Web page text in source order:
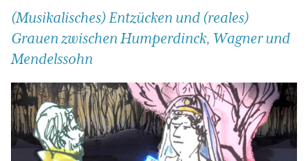
(Musikalisches) Entzücken und (reales)
Grauen zwischen Humperdinck, Wagner und
Mendelssohn